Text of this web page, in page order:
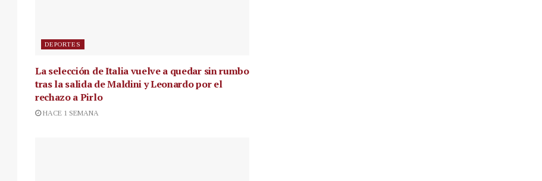
DEPORTES
La selección de Italia vuelve a quedar sin rumbo
tras la salida de Maldini y Leonardo por el
rechazo a Pirlo
HACE 1 SEMANA